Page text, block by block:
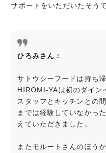
サポートをいただいたそうで
ひろみさん：
サトウシーフードは持ち
HIROMI-YAは初のダイン
スタッフとキッチンとの
までは経験していなかっ
えていただきました。
またモルートさんのほう